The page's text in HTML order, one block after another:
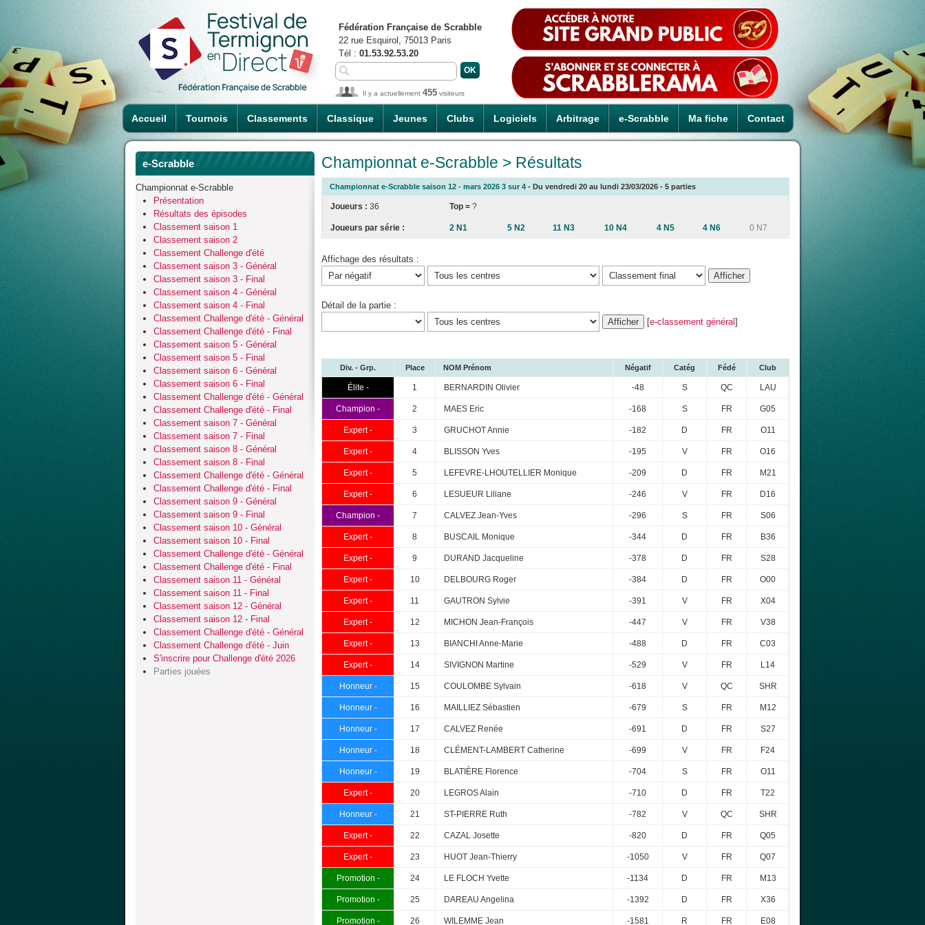
Accueil Tournois Classements Classique Jeunes Clubs Logiciels Arbitrage e-Scrabble Ma fiche Contact
Fédération Française de Scrabble
22 rue Esquirol, 75013 Paris
Tél : 01.53.92.53.20
Il y a actuellement 455 visiteurs
e-Scrabble
Championnat e-Scrabble
Présentation
Résultats des épisodes
Classement saison 1
Classement saison 2
Classement Challenge d'été
Classement saison 3 - Général
Classement saison 3 - Final
Classement saison 4 - Général
Classement saison 4 - Final
Classement Challenge d'été - Général
Classement Challenge d'été - Final
Classement saison 5 - Général
Classement saison 5 - Final
Classement saison 6 - Général
Classement saison 6 - Final
Classement Challenge d'été - Général
Classement Challenge d'été - Final
Classement saison 7 - Général
Classement saison 7 - Final
Classement saison 8 - Général
Classement saison 8 - Final
Classement Challenge d'été - Général
Classement Challenge d'été - Final
Classement saison 9 - Général
Classement saison 9 - Final
Classement saison 10 - Général
Classement saison 10 - Final
Classement Challenge d'été - Général
Classement Challenge d'été - Final
Classement saison 11 - Général
Classement saison 11 - Final
Classement saison 12 - Général
Classement saison 12 - Final
Classement Challenge d'été - Général
Classement Challenge d'été - Juin
S'inscrire pour Challenge d'été 2026
Parties jouées
Championnat e-Scrabble > Résultats
Championnat e-Scrabble saison 12 - mars 2026 3 sur 4 - Du vendredi 20 au lundi 23/03/2026 - 5 parties
Joueurs : 36 Top = ?
Joueurs par série : 2 N1 5 N2 11 N3 10 N4 4 N5 4 N6 0 N7
Affichage des résultats :
Détail de la partie :
[e-classement général]
Div. - Grp. Place NOM Prénom Négatif Catég Fédé Club
Élite - 1 BERNARDIN Olivier -48 S QC LAU
Champion - 2 MAES Eric -168 S FR G05
Expert - 3 GRUCHOT Annie -182 D FR O11
Expert - 4 BLISSON Yves -195 V FR O16
Expert - 5 LEFEVRE-LHOUTELLIER Monique -209 D FR M21
Expert - 6 LESUEUR Liliane -246 V FR D16
Champion - 7 CALVEZ Jean-Yves -296 S FR S06
Expert - 8 BUSCAIL Monique -344 D FR B36
Expert - 9 DURAND Jacqueline -378 D FR S28
Expert - 10 DELBOURG Roger -384 D FR O00
Expert - 11 GAUTRON Sylvie -391 V FR X04
Expert - 12 MICHON Jean-François -447 V FR V38
Expert - 13 BIANCHI Anne-Marie -488 D FR C03
Expert - 14 SIVIGNON Martine -529 V FR L14
Honneur - 15 COULOMBE Sylvain -618 V QC SHR
Honneur - 16 MAILLIEZ Sébastien -679 S FR M12
Honneur - 17 CALVEZ Renée -691 D FR S27
Honneur - 18 CLÉMENT-LAMBERT Catherine -699 V FR F24
Honneur - 19 BLATIÈRE Florence -704 S FR O11
Expert - 20 LEGROS Alain -710 D FR T22
Honneur - 21 ST-PIERRE Ruth -782 V QC SHR
Expert - 22 CAZAL Josette -820 D FR Q05
Expert - 23 HUOT Jean-Thierry -1050 V FR Q07
Promotion - 24 LE FLOCH Yvette -1134 D FR M13
Promotion - 25 DAREAU Angelina -1392 D FR X36
Promotion - 26 WILEMME Jean -1581 R FR E08